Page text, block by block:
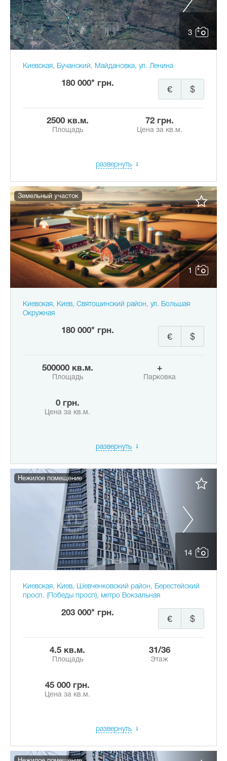
3
Киевская, Бучанский, Майдановка, ул. Ленина
180 000* грн.
$
€
2500 кв.м.
Площадь
72 грн.
Цена за кв.м.
развернуть
1
Земельный участок
Киевская, Киев, Святошинский район, ул. Большая
Окружная
180 000* грн.
$
€
500000 кв.м.
Площадь
+
Парковка
0 грн.
Цена за кв.м.
развернуть
14
Нежилое помещение
Киевская, Киев, Шевченковский район, Берестейский
просп. (Победы просп), метро Вокзальная
203 000* грн.
$
€
4.5 кв.м.
Площадь
31/36
Этаж
45 000 грн.
Цена за кв.м.
развернуть